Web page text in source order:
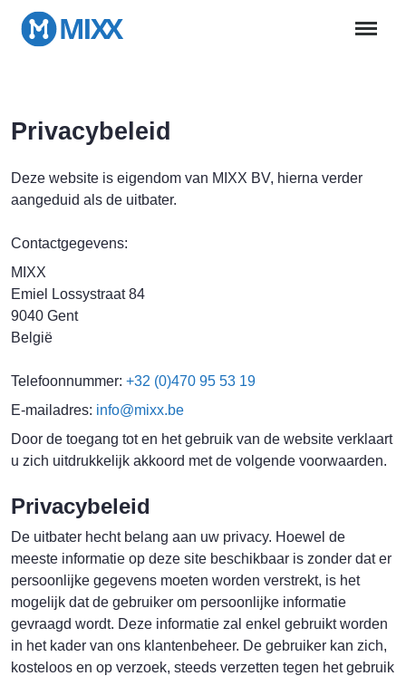
Privacybeleid
Deze website is eigendom van MIXX BV, hierna verder
aangeduid als de uitbater.
Contactgegevens:
MIXX
Emiel Lossystraat 84
9040 Gent
België
Telefoonnummer: +32 (0)470 95 53 19
E-mailadres: info@mixx.be
Door de toegang tot en het gebruik van de website verklaart
u zich uitdrukkelijk akkoord met de volgende voorwaarden.
Privacybeleid
De uitbater hecht belang aan uw privacy. Hoewel de
meeste informatie op deze site beschikbaar is zonder dat er
persoonlijke gegevens moeten worden verstrekt, is het
mogelijk dat de gebruiker om persoonlijke informatie
gevraagd wordt. Deze informatie zal enkel gebruikt worden
in het kader van ons klantenbeheer. De gebruiker kan zich,
kosteloos en op verzoek, steeds verzetten tegen het gebruik